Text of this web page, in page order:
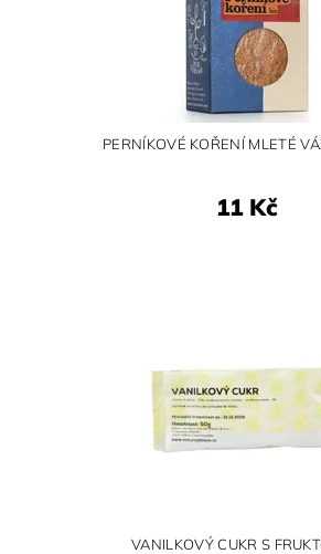
PERNÍKOVÉ KOŘENÍ MLETÉ
11 Kč
VANILKOVÝ CUKR S